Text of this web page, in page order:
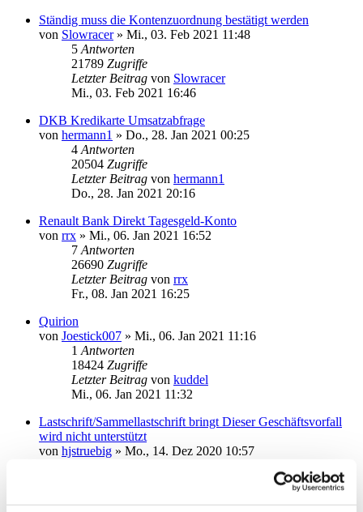
Ständig muss die Kontenzuordnung bestätigt werden
von Slowracer» Mi., 03. Feb 2021 11:48
5 Antworten
21789 Zugriffe
Letzter Beitrag von Slowracer
Mi., 03. Feb 2021 16:46
DKB Kredikarte Umsatzabfrage
von hermann1 » Do., 28. Jan 2021 00:25
4 Antworten
20504 Zugriffe
Letzter Beitrag von hermann1
Do., 28. Jan 2021 20:16
Renault Bank Direkt Tagesgeld-Konto
von rrx » Mi., 06. Jan 2021 16:52
7 Antworten
26690 Zugriffe
Letzter Beitrag von rrx
Fr., 08. Jan 2021 16:25
Quirion
von Joestick007 » Mi., 06. Jan 2021 11:16
1 Antworten
18424 Zugriffe
Letzter Beitrag von kuddel
Mi., 06. Jan 2021 11:32
Lastschrift/Sammellastschrift bringt Dieser Geschäftsvorfall
wird nicht unterstützt
von hjstruebig » Mo., 14. Dez 2020 10:57
Do., 17. Dez 2020 17:42